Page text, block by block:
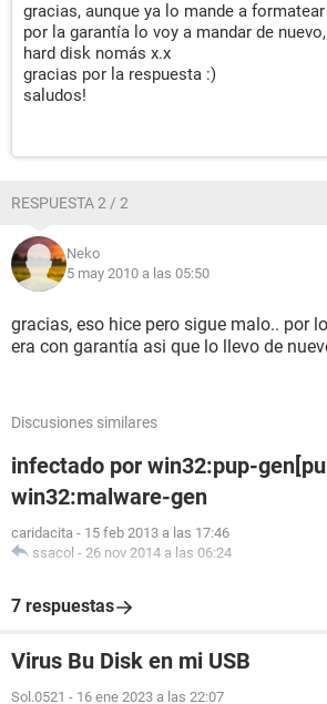
gracias, aunque ya lo mande a
por la garantía lo voy a mandar de
hard disk nomás x.x
gracias por la respuesta :)
saludos!
RESPUESTA 2 / 2
Neko
5 may 2010 a las 05:50
gracias, eso hice pero sigue malo.. por
era con garantía asi que lo llevo de
Discusiones similares
infectado por win32:pup-
win32:malware-gen
caridacita - 15 feb 2013 a las 17:46
ssacol - 26 nov 2014 a las 06:24
7 respuestas
Virus Bu Disk en mi USB
Sol.0521 - 16 ene 2023 a las 22:07